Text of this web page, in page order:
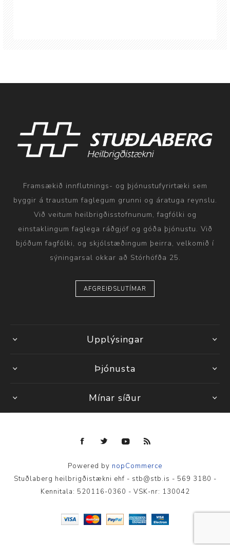
Framsækið innflutnings- og þjónustufyrirtæki sem
byggir á traustum faglegum grunni og áratuga reynslu.
Við veitum heilbrigðisstofnunum, fagfólki og
einstaklingum faglega ráðgjöf og góða þjónustu. Við
bjóðum fagfólki, og skjólstæðingum þeirra, velkomið í
sýningarsal okkar að Stórhöfða 25.
AFGREIÐSLUTÍMAR
Upplýsingar
Þjónusta
Mínar síður
Powered by nopCommerce
Stuðlaberg heilbrigðistækni ehf - stb@stb.is - 569 3180 -
Kennitala: 520116-0360 - VSK-nr: 130042